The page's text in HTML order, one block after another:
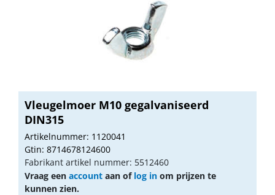
Vleugelmoer M10 gegalvaniseerd
DIN315
Artikelnummer: 1120041
Gtin: 8714678124600
Fabrikant artikel nummer: 5512460
Vraag een account aan of log in om prijzen te
kunnen zien.